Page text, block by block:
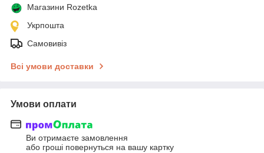
Магазини Rozetka
Укрпошта
Самовивіз
Всі умови доставки
Умови оплати
Ви отримаєте замовлення
або гроші повернуться на вашу картку